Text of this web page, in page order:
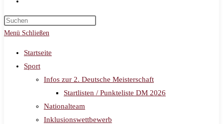
umschalten
Menü Schließen
Startseite
Sport
Infos zur 2. Deutsche Meisterschaft
Startlisten / Punkteliste DM 2026
Nationalteam
Inklusionswettbewerb